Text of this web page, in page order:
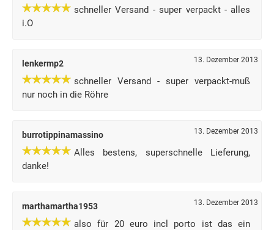
schneller Versand - super verpackt - alles
i.O
lenkermp2 13. Dezember 2013
schneller Versand - super verpackt-muß
nur noch in die Röhre
burrotippinamassino 13. Dezember 2013
Alles bestens, superschnelle Lieferung,
danke!
marthamartha1953 13. Dezember 2013
also für 20 euro incl porto ist das ein